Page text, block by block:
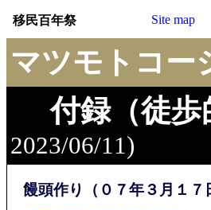
移民百年祭 Site map
マツモトコー
付録（徒歩
2023/06/11)
饅頭作り（０７年３月１７